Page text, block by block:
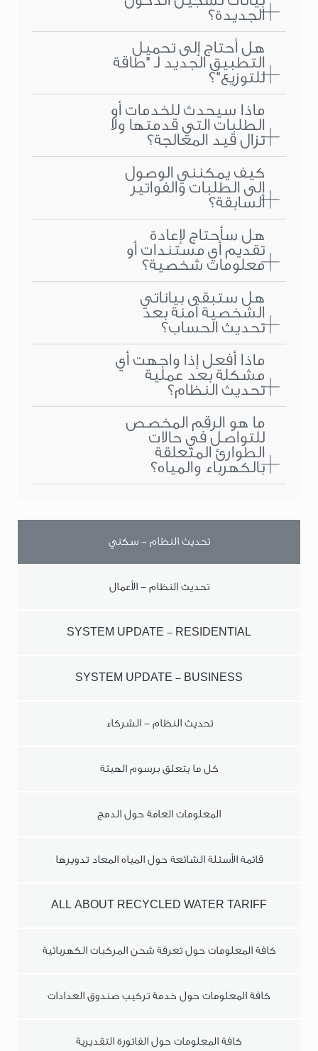
الجديدة؟
هل أحتاج إلى تحميل
التطبيق الجديد لـ "طاقة
للتوزيع"؟
ماذا سيحدث للخدمات أو
الطلبات التي قدمتها ولا
تزال قيد المعالجة؟
كيف يمكنني الوصول
إلى الطلبات والفواتير
السابقة؟
هل سأحتاج لإعادة
تقديم أي مستندات أو
معلومات شخصية؟
هل ستبقى بياناتي
الشخصية آمنة بعد
تحديث الحساب؟
ماذا أفعل إذا واجهت أي
مشكلة بعد عملية
تحديث النظام؟
ما هو الرقم المخصص
للتواصل في حالات
الطوارئ المتعلقة
بالكهرباء والمياه؟
تحديث النظام - سكني
تحديث النظام - الأعمال
SYSTEM UPDATE - RESIDENTIAL
SYSTEM UPDATE - BUSINESS
تحديث النظام - الشركاء
كل ما يتعلق برسوم الهيئة
المعلومات العامة حول الدمج
قائمة الأسئلة الشائعة حول المياه المعاد تدويرها
ALL ABOUT RECYCLED WATER TARIFF
كافة المعلومات حول تعرفة شحن المركبات الكهربائية
كافة المعلومات حول خدمة تركيب صندوق العدادات
كافة المعلومات حول الفاتورة التقديرية